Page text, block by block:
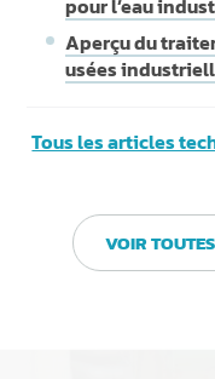
pour l’eau
Aperçu du
usées
Tous les articles
VOIR